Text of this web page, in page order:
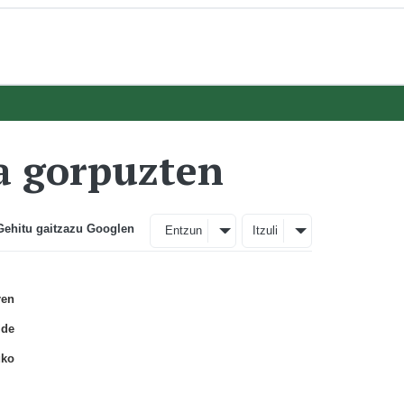
gorpuzten
gaitzazu Googlen Entzun Itzuli